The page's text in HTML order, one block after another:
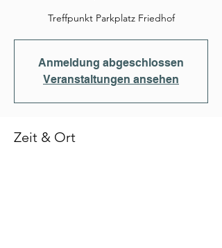
Treffpunkt Parkplatz Friedhof
Anmeldung abgeschlossen
Veranstaltungen ansehen
Zeit & Ort